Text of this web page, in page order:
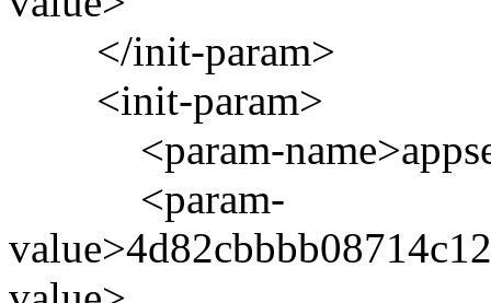
</init-param>
<init-param>
<param-
<param-